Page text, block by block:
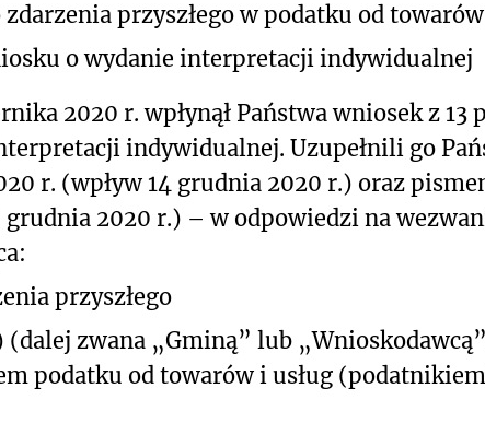
przyszłego w podatku od
o wydanie interpretacji indywidualnej
2020 r. wpłynął Państwa wniosek z
indywidualnej. Uzupełnili go
r. (wpływ 14 grudnia 2020 r.) oraz
grudnia 2020 r.) – w odpowiedzi na
przyszłego
(dalej zwana „Gminą” lub
podatku od towarów i usług (podatnikiem